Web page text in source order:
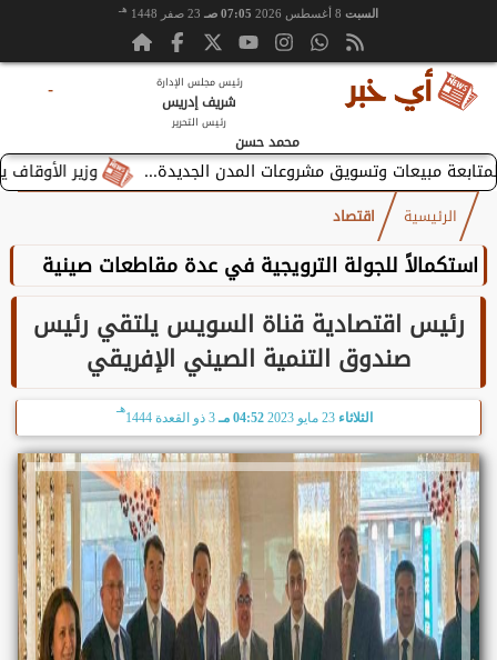
السبت 07:05 صـ 23 صفر 1448 هـ
رئيس مجلس الإدارة
شريف إدريس
رئيس التحرير
محمد حسن
-
وزير الأوقاف يستقبل
الرئيسية اقتصاد
استكمالاً للجولة الترويجية في عدة مقاطعات صينية
رئيس اقتصادية قناة السويس يلتقي رئيس
صندوق التنمية الصيني الإفريقي
الثلاثاء 23 مايو 2023 04:52 مـ 3 ذو القعدة 1444
هـ